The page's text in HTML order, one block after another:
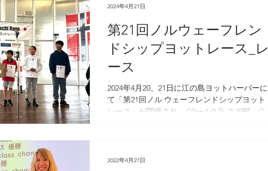
2024保寧カップ国際ヨット大会 全日本29erクラス選手権大会 ユース
クリスマスカップ 冬風ヨットレース
リングレガッタ 夢の島 浜名湖 Cレース 卒部式 入部式
ミッドウィンター
第21回ノルウェーフレン
ドシップヨットレース_レ
ース
2024年4月20、21日に江の島ヨットハーバーに
て「第21回ノル ウェーフレンドシップヨット
レース」が開催され、OPーAクラ ス39艇、OP-
2024年4月21日
2022年4月27日